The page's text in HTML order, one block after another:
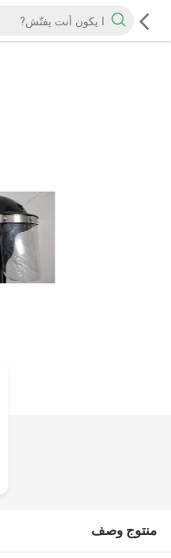
منتوج وصف